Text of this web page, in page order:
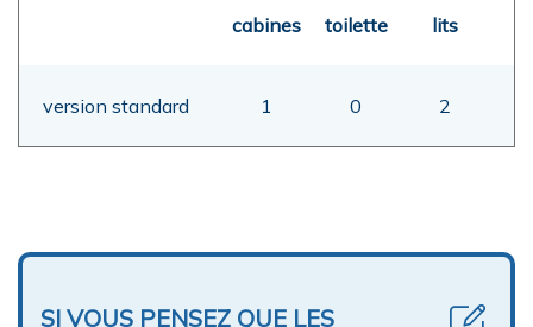
cabines toilette lits
version standard 1 0 2
SI VOUS PENSEZ QUE LES